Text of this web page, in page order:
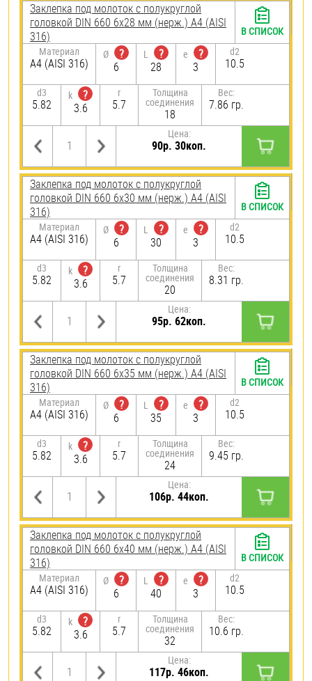
Заклепка под молоток с полукруглой
головкой DIN 660 6х28 мм (нерж.) A4 (AISI
316)
Материал
A4 (AISI 316)
Ø
?
6
L
?
28
e
?
3
d2
10.5
d3
5.82
k
?
3.6
r
5.7
Толщина
соединения
18
Вес:
7.86 гр.
Цена:
90р. 30коп.
В СПИСОК
Заклепка под молоток с полукруглой
головкой DIN 660 6х30 мм (нерж.) A4 (AISI
316)
Материал
A4 (AISI 316)
Ø
?
6
L
?
30
e
?
3
d2
10.5
d3
5.82
k
?
3.6
r
5.7
Толщина
соединения
20
Вес:
8.31 гр.
Цена:
95р. 62коп.
В СПИСОК
Заклепка под молоток с полукруглой
головкой DIN 660 6х35 мм (нерж.) A4 (AISI
316)
Материал
A4 (AISI 316)
Ø
?
6
L
?
35
e
?
3
d2
10.5
d3
5.82
k
?
3.6
r
5.7
Толщина
соединения
24
Вес:
9.45 гр.
Цена:
106р. 44коп.
В СПИСОК
Заклепка под молоток с полукруглой
головкой DIN 660 6х40 мм (нерж.) A4 (AISI
316)
Материал
A4 (AISI 316)
Ø
?
6
L
?
40
e
?
3
d2
10.5
d3
5.82
k
?
3.6
r
5.7
Толщина
соединения
32
Вес:
10.6 гр.
Цена:
117р. 46коп.
В СПИСОК